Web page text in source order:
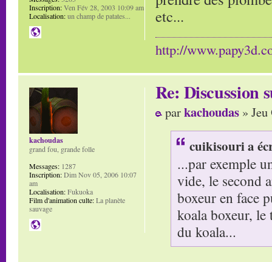
etc...
http://
Inscription:Ven Fév 28, 2003 10:09 am
Localisation:un champ de patates...
Re: Discussion
parkachoudas »
cuikisouri a
...par exemple
vide, le second
boxeur en face
koala boxeur, le
du koala...
kachoudas
grand fou, grande folle
Messages: 1287
Inscription:Dim Nov 05, 2006 10:07
am
Localisation:Fukuoka
Film d'animation culte:La planète
sauvage